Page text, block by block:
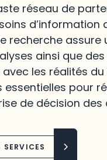
réseau de
d’information
recherche
ainsi que
les réalités
essentielles pour
de décision